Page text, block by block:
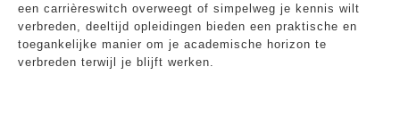
een carrièreswitch overweegt of simpelweg je kennis wilt
verbreden, deeltijd opleidingen bieden een praktische en
toegankelijke manier om je academische horizon te
verbreden terwijl je blijft werken.